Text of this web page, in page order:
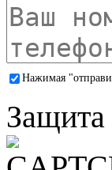
Нажимая
Защита